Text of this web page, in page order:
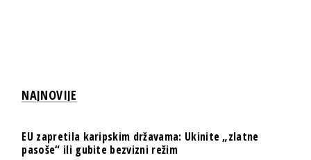
NAJNOVIJE
EU zapretila karipskim državama: Ukinite „zlatne
pasoše“ ili gubite bezvizni režim